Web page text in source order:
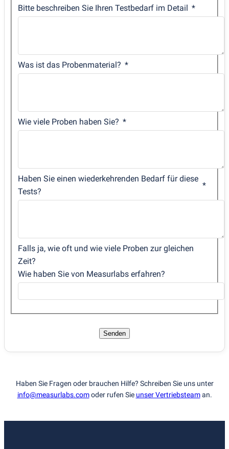
Bitte beschreiben Sie Ihren Testbedarf im Detail
Was ist das Probenmaterial?
Wie viele Proben haben Sie?
Haben Sie einen wiederkehrenden Bedarf für diese
Tests?
Falls ja, wie oft und wie viele Proben zur gleichen
Zeit?
Wie haben Sie von Measurlabs erfahren?
Senden
Haben Sie Fragen oder brauchen Hilfe? Schreiben Sie uns unter
info@measurlabs.comoder rufen Sie unser Vertriebsteaman.